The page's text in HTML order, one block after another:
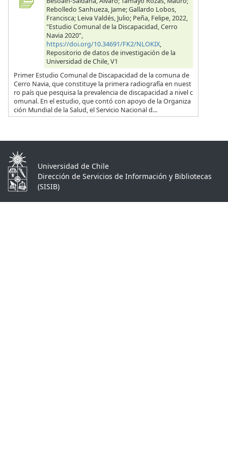
Rebolledo Sanhueza, Jame; Gallardo Lobos,
Francisca; Leiva Valdés, Julio; Peña, Felipe, 2022,
"Estudio Comunal de la Discapacidad, Cerro
Navia 2020",
https://doi.org/10.34691/FK2/NLOKIX,
Repositorio de datos de investigación de la
Universidad de Chile, V1
Primer Estudio Comunal de Discapacidad de la comuna de
Cerro Navia, que constituye la primera radiografía en nuest
ro país que pesquisa la prevalencia de discapacidad a nivel c
omunal. En el estudio, que contó con apoyo de la Organiza
ción Mundial de la Salud, el Servicio Nacional d...
Universidad de Chile
Dirección de Servicios de Información y Bibliotecas
(SISIB)